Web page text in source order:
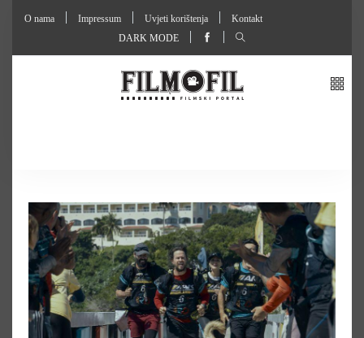
O nama Impressum Uvjeti korištenja
Kontakt
DARK MODE